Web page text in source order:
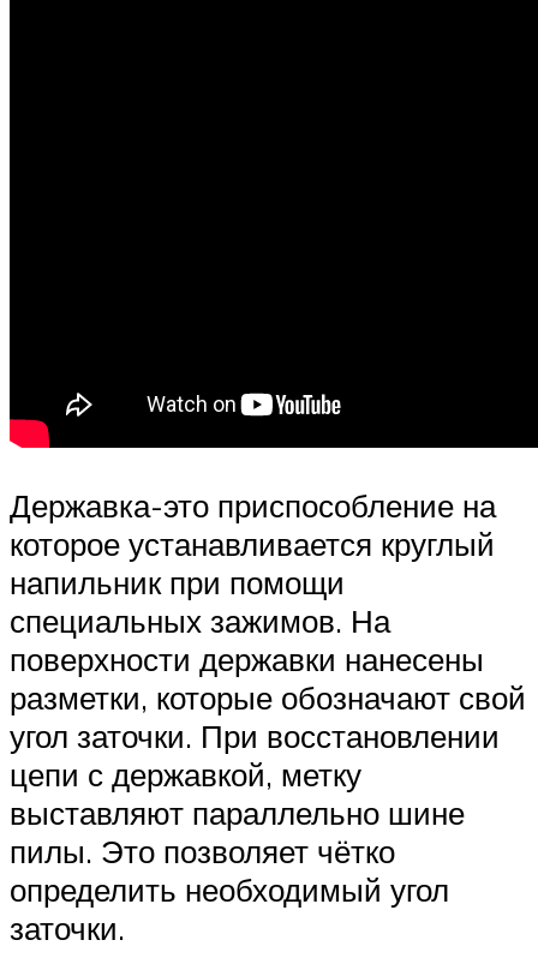
Державка-это приспособление на
которое устанавливается круглый
напильник при помощи
специальных зажимов. На
поверхности державки нанесены
разметки, которые обозначают свой
угол заточки. При восстановлении
цепи с державкой, метку
выставляют параллельно шине
пилы. Это позволяет чётко
определить необходимый угол
заточки.